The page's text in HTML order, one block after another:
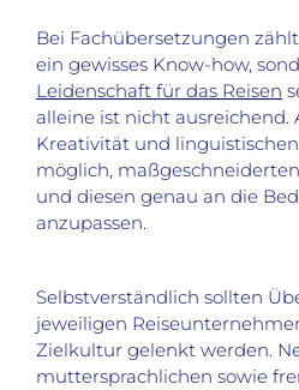
Bei Fachübersetzungen
ein gewisses Know-how,
Leidenschaft für das Reisen
alleine ist nicht
Kreativität und
möglich,
und diesen genau an die
anzupassen.
Selbstverständlich sollten
jeweiligen
Zielkultur gelenkt werden.
muttersprachlichen sowie